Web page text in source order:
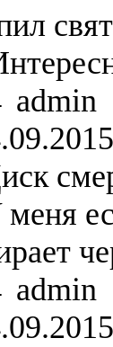
admin
admin